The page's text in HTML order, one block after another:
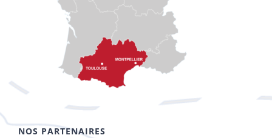
NOS PARTENAIRES